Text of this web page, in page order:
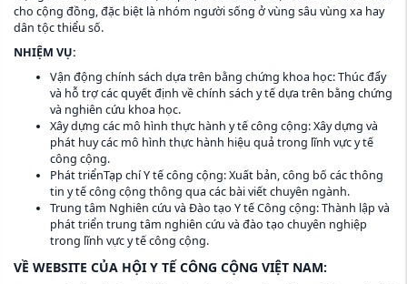
cho cộng đồng, đặc biệt là nhóm người sống ở vùng sâu vùng xa hay
dân tộc thiểu số.
NHIỆM VỤ:
Vận động chính sách dựa trên bằng chứng khoa học: Thúc đẩy
và hỗ trợ các quyết định về chính sách y tế dựa trên bằng chứng
và nghiên cứu khoa học.
Xây dựng các mô hình thực hành y tế công cộng: Xây dựng và
phát huy các mô hình thực hành hiệu quả trong lĩnh vực y tế
công cộng.
Phát triểnTạp chí Y tế công cộng: Xuất bản, công bố các thông
tin y tế công cộng thông qua các bài viết chuyên ngành.
Trung tâm Nghiên cứu và Đào tạo Y tế Công cộng: Thành lập và
phát triển trung tâm nghiên cứu và đào tạo chuyên nghiệp
trong lĩnh vực y tế công cộng.
VỀ WEBSITE CỦA HỘI Y TẾ CÔNG CỘNG VIỆT NAM: